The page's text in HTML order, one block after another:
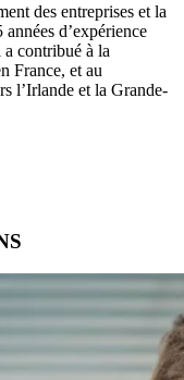
des entreprises et la
d’expérience
contribué à la
France, et au
l’Irlande et la Grande-